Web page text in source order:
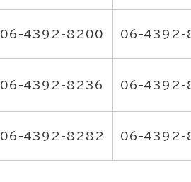
06-4392-8200 06-4392-
06-4392-8236 06-4392-
06-4392-8282 06-4392-